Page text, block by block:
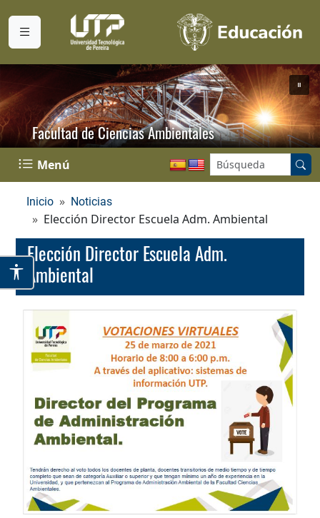
Facultad de Ciencias Ambientales
Menú Buscar en el sitio:
Inicio Noticias
Elección Director Escuela Adm. Ambiental
Elección Director Escuela Adm.
Ambiental